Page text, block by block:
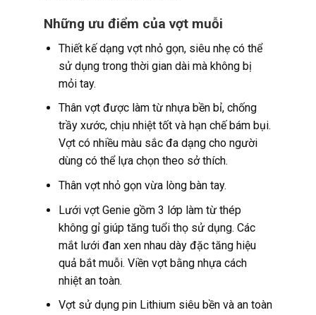
Những ưu điểm của vợt muỗi
Thiết kế dạng vợt nhỏ gọn, siêu nhẹ có thể
sử dụng trong thời gian dài mà không bị
mỏi tay.
Thân vợt được làm từ nhựa bền bỉ, chống
trầy xước, chịu nhiệt tốt và hạn chế bám bụi.
Vợt có nhiều màu sắc đa dạng cho người
dùng có thể lựa chọn theo sở thích.
Thân vợt nhỏ gọn vừa lòng bàn tay.
Lưới vợt Genie gồm 3 lớp làm từ thép
không gỉ giúp tăng tuổi thọ sử dụng. Các
mắt lưới đan xen nhau dày đặc tăng hiệu
quả bắt muỗi. Viền vợt bằng nhựa cách
nhiệt an toàn.
Vợt sử dụng pin Lithium siêu bền và an toàn